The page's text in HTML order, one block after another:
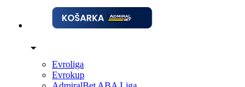
Evroliga
Evrokup